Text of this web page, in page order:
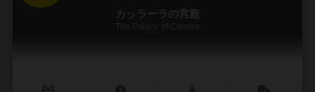
カッラーラの宮殿
The Palace of Carrara